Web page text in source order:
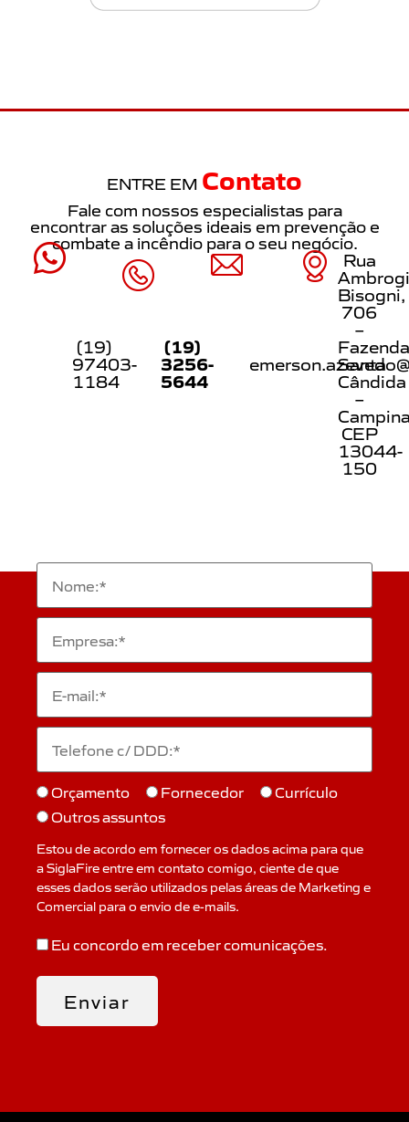
ENTRE EM Contato
Fale com nossos especialistas para
encontrar as soluções ideais em prevenção e
combate a incêndio para o seu negócio.
(19)
97403-
1184
(19)
3256-
5644
Rua
Bisogni,
706
–
Fazenda
Santa
Cândida
–
CEP
13044-
150
Orçamento Fornecedor
Currículo
Outros assuntos
Estou de acordo em fornecer os dados acima para que
a SiglaFire entre em contato comigo, ciente de que
esses dados serão utilizados pelas áreas de Marketing e
Comercial para o envio de e-mails.
Eu concordo em receber comunicações.